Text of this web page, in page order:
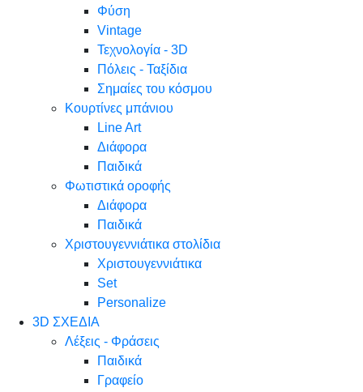
Φύση
Vintage
Τεχνολογία - 3D
Πόλεις - Ταξίδια
Σημαίες του κόσμου
Κουρτίνες μπάνιου
Line Art
Διάφορα
Παιδικά
Φωτιστικά οροφής
Διάφορα
Παιδικά
Χριστουγεννιάτικα στολίδια
Χριστουγεννιάτικα
Set
Personalize
3D ΣΧΕΔΙΑ
Λέξεις - Φράσεις
Παιδικά
Γραφείο